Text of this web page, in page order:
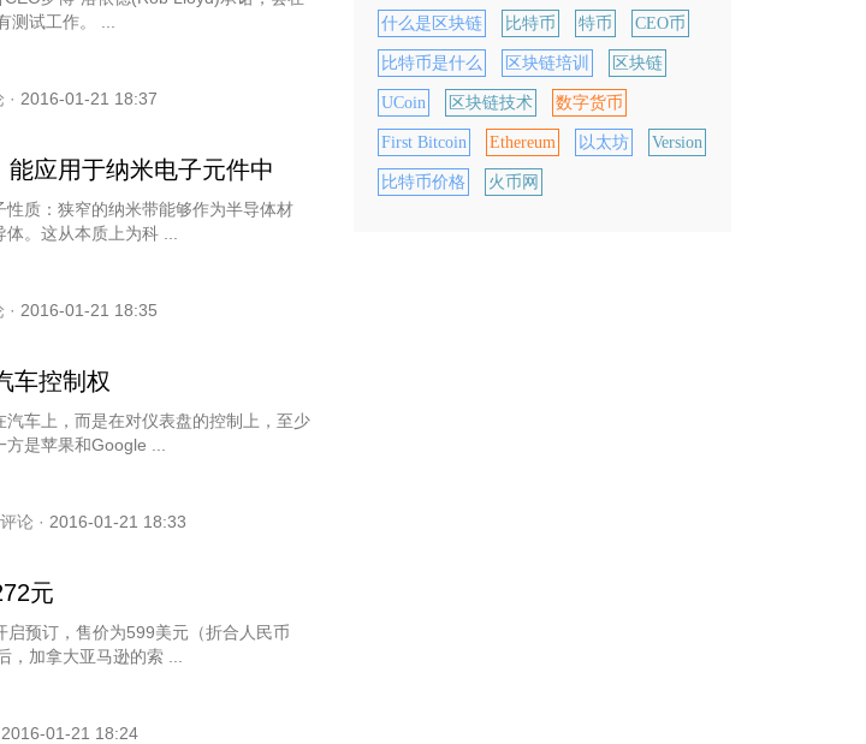
测试工作。 ...
· 2016-01-21 18:37
应用于纳米电子元件中
质：狭窄的纳米带能够作为半导体材
。这从本质上为科 ...
· 2016-01-21 18:35
车控制权
车上，而是在对仪表盘的控制上，至少
是苹果和Google ...
评论 · 2016-01-21 18:33
元
预订，售价为599美元（折合人民币
加拿大亚马逊的索 ...
2016-01-21 18:24
什么是区块链 比特币 特币 CEO币
比特币是什么 区块链培训 区块链
UCoin 区块链技术 数字货币
First Bitcoin Ethereum 以太坊 Version
比特币价格 火币网